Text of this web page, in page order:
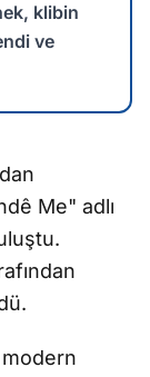
klibin
ve
Me" adlı